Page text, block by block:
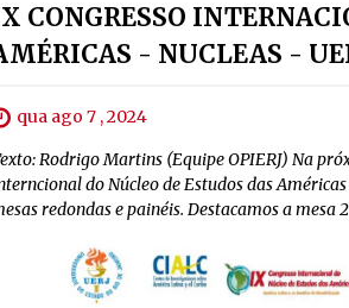
CONGRESSO
- NUCLEAS -
qua ago 7 , 2024
Rodrigo Martins (Equipe OPIERJ) Na
do Núcleo de Estudos das
redondas e painéis. Destacamos a